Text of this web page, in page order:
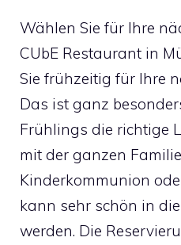
Wählen Sie für Ihre
CUbE Restaurant in
Sie frühzeitig für Ihre
Das ist ganz
Frühlings die richtige
mit der ganzen
Kinderkommunion
kann sehr schön in
werden. Die